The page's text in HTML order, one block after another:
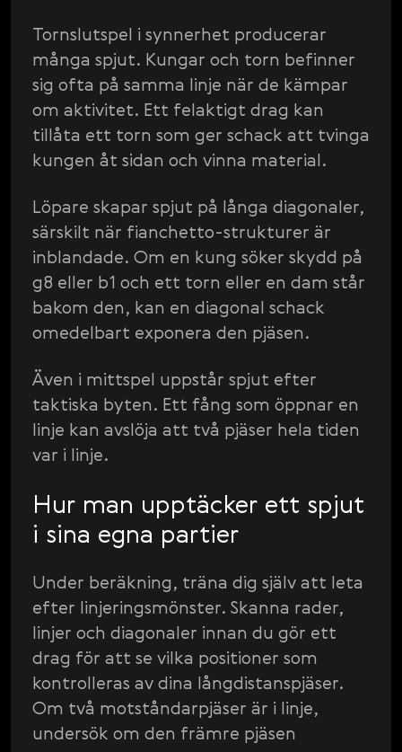
Tornslutspel i synnerhet producerar
många spjut. Kungar och torn befinner
sig ofta på samma linje när de kämpar
om aktivitet. Ett felaktigt drag kan
tillåta ett torn som ger schack att tvinga
kungen åt sidan och vinna material.
Löpare skapar spjut på långa diagonaler,
särskilt när fianchetto-strukturer är
inblandade. Om en kung söker skydd på
g8 eller b1 och ett torn eller en dam står
bakom den, kan en diagonal schack
omedelbart exponera den pjäsen.
Även i mittspel uppstår spjut efter
taktiska byten. Ett fång som öppnar en
linje kan avslöja att två pjäser hela tiden
var i linje.
Hur man upptäcker ett spjut
i sina egna partier
Under beräkning, träna dig själv att leta
efter linjeringsmönster. Skanna rader,
linjer och diagonaler innan du gör ett
drag för att se vilka positioner som
kontrolleras av dina långdistanspjäser.
Om två motståndarpjäser är i linje,
undersök om den främre pjäsen